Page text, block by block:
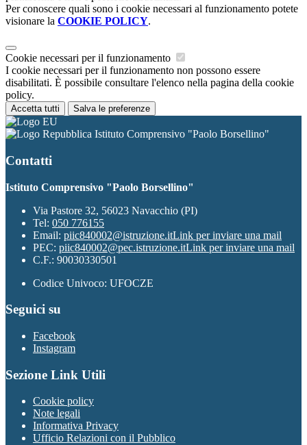
Per conoscere quali sono i cookie necessari al funzionamento potete
visionare la COOKIE POLICY.
Cookie necessari per il funzionamento
I cookie necessari per il funzionamento non possono essere
disabilitati. È possibile consultare l'elenco nella pagina della cookie
policy.
Accetta tutti Salva le preferenze
Istituto Comprensivo "Paolo Borsellino"
Contatti
Istituto Comprensivo "Paolo Borsellino"
Via Pastore 32, 56023 Navacchio (PI)
Tel: 050 776155
Email: piic840002@istruzione.itLink per inviare una mail
PEC: piic840002@pec.istruzione.itLink per inviare una mail
C.F.: 90030330501
Codice Univoco: UFOCZE
Seguici su
Facebook
Instagram
Sezione Link Utili
Cookie policy
Note legali
Informativa Privacy
Ufficio Relazioni con il Pubblico